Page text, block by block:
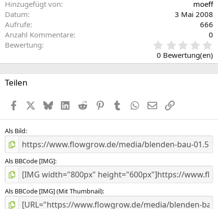
Hinzugefügt von
moeff
Datum
3 Mai 2008
Aufrufe
666
Anzahl Kommentare
0
Bewertung
0
0
(
0 Bewertung(en)
Teilen
FacebookX (Twitter)
BlueskyLinkedInReddit PinterestTumblr WhatsApp
E-MailLink
Als Bild
Als BBCode [IMG]
Als BBCode [IMG] (Mit Thumbnail)